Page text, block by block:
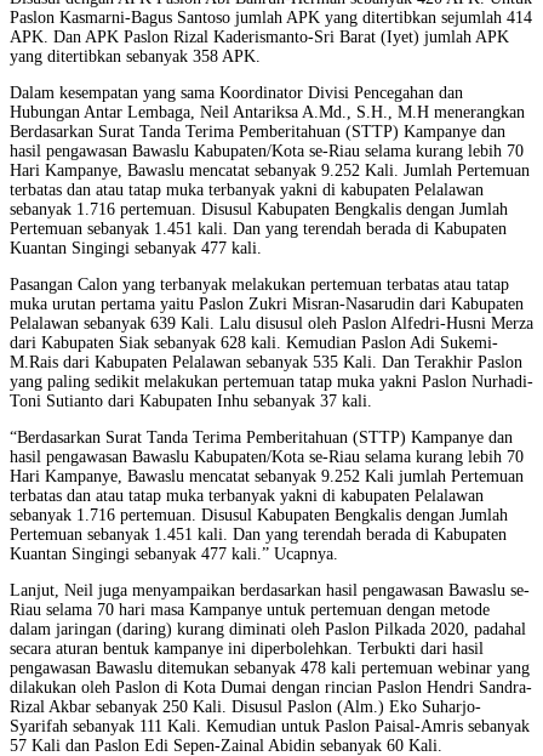
Paslon Kasmarni-Bagus Santoso jumlah APK yang ditertibkan sejumlah 414
APK. Dan APK Paslon Rizal Kaderismanto-Sri Barat (Iyet) jumlah APK
yang ditertibkan sebanyak 358 APK.
Dalam kesempatan yang sama Koordinator Divisi Pencegahan dan
Hubungan Antar Lembaga, Neil Antariksa A.Md., S.H., M.H menerangkan
Berdasarkan Surat Tanda Terima Pemberitahuan (STTP) Kampanye dan
hasil pengawasan Bawaslu Kabupaten/Kota se-Riau selama kurang lebih 70
Hari Kampanye, Bawaslu mencatat sebanyak 9.252 Kali. Jumlah Pertemuan
terbatas dan atau tatap muka terbanyak yakni di kabupaten Pelalawan
sebanyak 1.716 pertemuan. Disusul Kabupaten Bengkalis dengan Jumlah
Pertemuan sebanyak 1.451 kali. Dan yang terendah berada di Kabupaten
Kuantan Singingi sebanyak 477 kali.
Pasangan Calon yang terbanyak melakukan pertemuan terbatas atau tatap
muka urutan pertama yaitu Paslon Zukri Misran-Nasarudin dari Kabupaten
Pelalawan sebanyak 639 Kali. Lalu disusul oleh Paslon Alfedri-Husni Merza
dari Kabupaten Siak sebanyak 628 kali. Kemudian Paslon Adi Sukemi-
M.Rais dari Kabupaten Pelalawan sebanyak 535 Kali. Dan Terakhir Paslon
yang paling sedikit melakukan pertemuan tatap muka yakni Paslon Nurhadi-
Toni Sutianto dari Kabupaten Inhu sebanyak 37 kali.
“Berdasarkan Surat Tanda Terima Pemberitahuan (STTP) Kampanye dan
hasil pengawasan Bawaslu Kabupaten/Kota se-Riau selama kurang lebih 70
Hari Kampanye, Bawaslu mencatat sebanyak 9.252 Kali jumlah Pertemuan
terbatas dan atau tatap muka terbanyak yakni di kabupaten Pelalawan
sebanyak 1.716 pertemuan. Disusul Kabupaten Bengkalis dengan Jumlah
Pertemuan sebanyak 1.451 kali. Dan yang terendah berada di Kabupaten
Kuantan Singingi sebanyak 477 kali.” Ucapnya.
Lanjut, Neil juga menyampaikan berdasarkan hasil pengawasan Bawaslu se-
Riau selama 70 hari masa Kampanye untuk pertemuan dengan metode
dalam jaringan (daring) kurang diminati oleh Paslon Pilkada 2020, padahal
secara aturan bentuk kampanye ini diperbolehkan. Terbukti dari hasil
pengawasan Bawaslu ditemukan sebanyak 478 kali pertemuan webinar yang
dilakukan oleh Paslon di Kota Dumai dengan rincian Paslon Hendri Sandra-
Rizal Akbar sebanyak 250 Kali. Disusul Paslon (Alm.) Eko Suharjo-
Syarifah sebanyak 111 Kali. Kemudian untuk Paslon Paisal-Amris sebanyak
57 Kali dan Paslon Edi Sepen-Zainal Abidin sebanyak 60 Kali.